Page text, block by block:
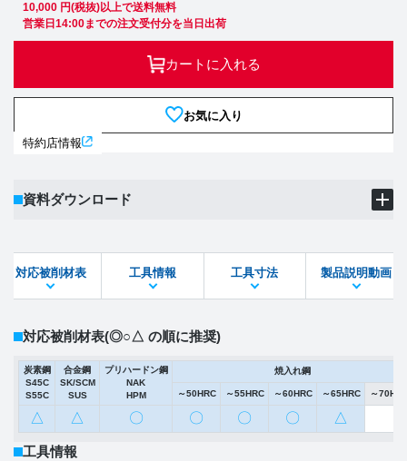
10,000 円(税抜)以上で送料無料
営業日14:00までの注文受付分を当日出荷
カートに入れる
お気に入り
特約店情報
資料ダウンロード
STEPファイル DXFファイル
対応被削材表 工具情報 工具寸法 製品説明動画
対応被削材表(◎○△ の順に推奨)
炭素鋼
S45C
S55C
合金鋼
SK/SCM
SUS
プリハードン鋼
NAK
HPM
焼入れ鋼
～50HRC ～55HRC ～60HRC ～65HRC ～
△ △ 〇 〇 〇 〇 △
工具情報